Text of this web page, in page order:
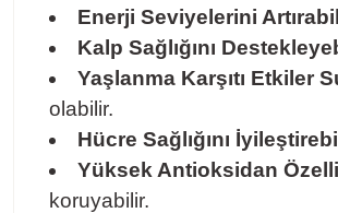
Enerji Seviyelerini
Kalp Sağlığını
Yaşlanma Karşıtı Etkiler
olabilir.
Hücre Sağlığını
Yüksek Antioksidan
koruyabilir.